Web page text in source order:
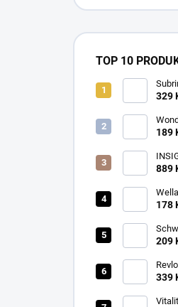
TOP 10
329
189
Up
889
150
178
209
339